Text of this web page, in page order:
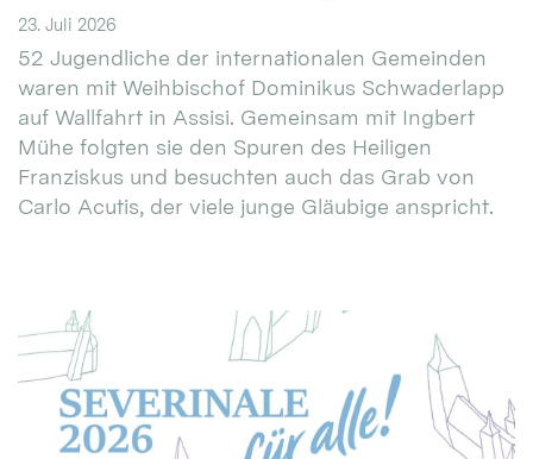
23. Juli 2026
52 Jugendliche der internationalen Gemeinden
waren mit Weihbischof Dominikus Schwaderlapp
auf Wallfahrt in Assisi. Gemeinsam mit Ingbert
Mühe folgten sie den Spuren des Heiligen
Franziskus und besuchten auch das Grab von
Carlo Acutis, der viele junge Gläubige anspricht.